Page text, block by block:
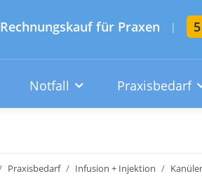
Rechnungskauf für Praxen |
Notfall Praxisbedarf
Praxisbedarf Infusion + Injektion